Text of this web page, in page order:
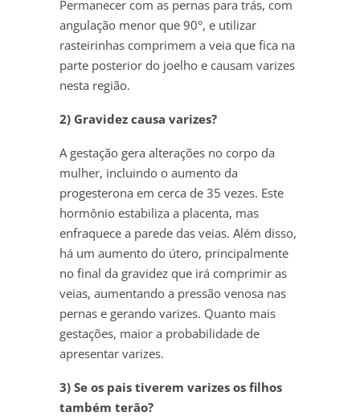
Permanecer com as pernas para trás, com
angulação menor que 90°, e utilizar
rasteirinhas comprimem a veia que fica na
parte posterior do joelho e causam varizes
nesta região.
2) Gravidez causa varizes?
A gestação gera alterações no corpo da
mulher, incluindo o aumento da
progesterona em cerca de 35 vezes. Este
hormônio estabiliza a placenta, mas
enfraquece a parede das veias. Além disso,
há um aumento do útero, principalmente
no final da gravidez que irá comprimir as
veias, aumentando a pressão venosa nas
pernas e gerando varizes. Quanto mais
gestações, maior a probabilidade de
apresentar varizes.
3) Se os pais tiverem varizes os filhos
também terão?